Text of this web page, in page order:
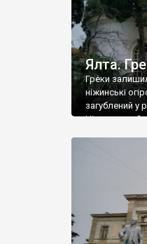
Ялта.
Греки
ніжинські
загублений у
Ніжин греки?